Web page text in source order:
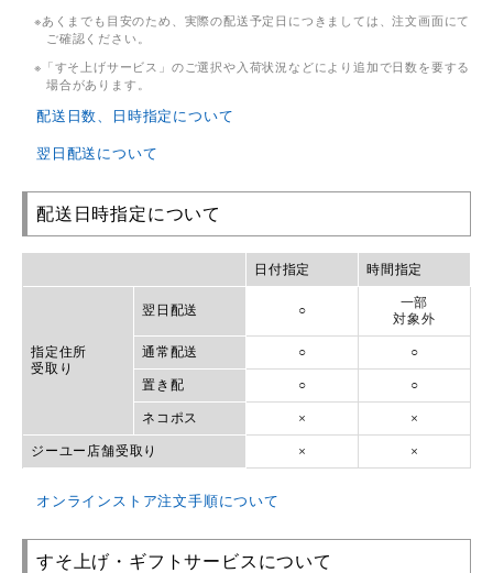
あくまでも目安のため、実際の配送予定日につきましては、注文画面にて
ご確認ください。
「すそ上げサービス」のご選択や入荷状況などにより追加で日数を要する
場合があります。
配送日数、日時指定について
翌日配送について
配送日時指定について
日付指定 時間指定
指定住所
受取り
翌日配送 ○
一部
対象外
通常配送 ○ ○
置き配 ○ ○
ネコポス × ×
ジーユー店舗受取り × ×
オンラインストア注文手順について
すそ上げ・ギフトサービスについて